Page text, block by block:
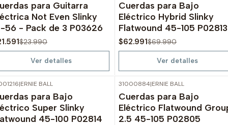
Agotado
para Guitarra
Not Even Slinky
56 - Pack de 3 P03626
$23.990
Ver detalles
Agotado
Cuerdas para Bajo
Eléctrico Hybrid Slinky
Flatwound 45-105 P02813
$62.991$69.990
Ver detalles
-10%OFF
Agotado
|ERNIE BALL
para Bajo
Super Slinky
45-100 P02814
-10%OFF
Agotado
31000884|ERNIE BALL
Cuerdas para Bajo
Eléctrico Flatwound
2.5 45-105 P02805